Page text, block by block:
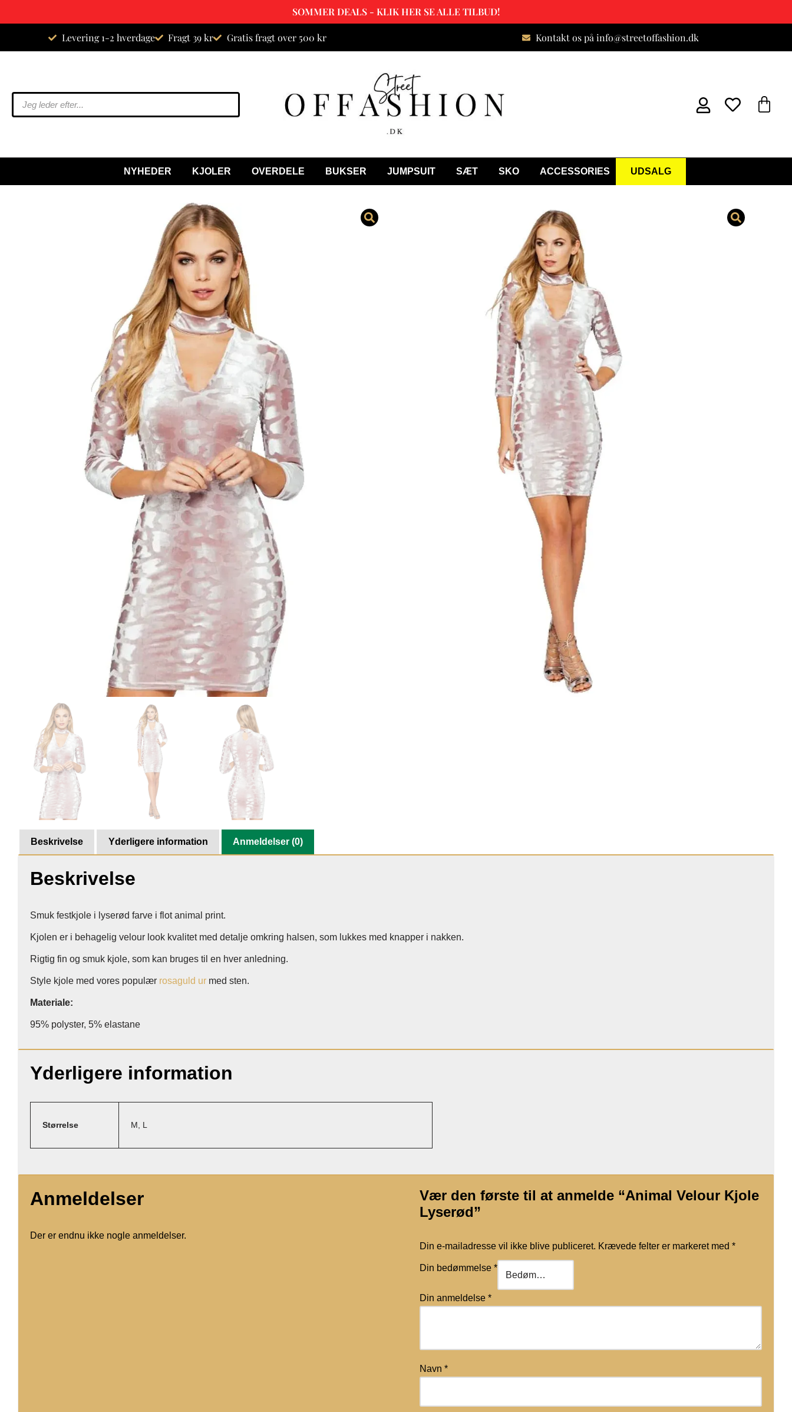
SOMMER DEALS - KLIK HER SE ALLE TILBUD!
Levering 1-2 hverdage Fragt 39 kr Gratis fragt over 500 kr Kontakt os på info@streetoffashion.dk
NYHEDER KJOLER OVERDELE BUKSER JUMPSUIT SÆT SKO ACCESSORIES UDSALG
Animal Velour Kjole Lyserød
(0 Kundeanmeldelser)
TILFØJ TIL KURV
Korte kjoler,Udsalg
– Ved køb for 500 kr
– 1-2 hverdage til pakkeshop
– 100% Dansk webshop
– 14 dages fuld returret
– Kort, MobilePay & AnyDay
Beskrivelse Yderligere information Anmeldelser (0)
Beskrivelse
Smuk festkjole i lyserød farve i flot animal print.
Kjolen er i behagelig velour look kvalitet med detalje omkring halsen, som lukkes med knapper i nakken.
Rigtig fin og smuk kjole, som kan bruges til en hver anledning.
Style kjole med vores populær rosaguld ur med sten.
Materiale:
95% polyster, 5% elastane
Yderligere information
Størrelse M, L
Anmeldelser
Der er endnu ikke nogle anmeldelser.
Vær den første til at anmelde “Animal Velour Kjole
Lyserød”
Din e-mailadresse vil ikke blive publiceret. Krævede felter er markeret med *
Din bedømmelse *
Din anmeldelse *
Navn *